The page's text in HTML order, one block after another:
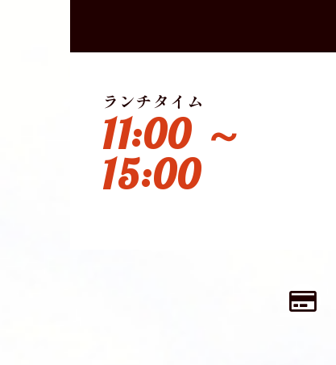
ランチタイム
11:00 ～
15:00